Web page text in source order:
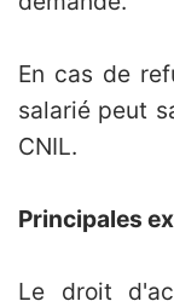
En cas de
salarié peut
CNIL.
Principales
Le droit